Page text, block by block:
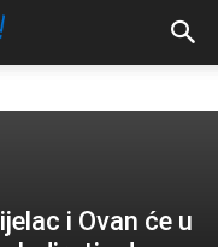
i Ovan će u